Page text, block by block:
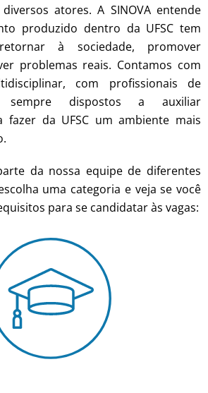
atores. A SINOVA entende
produzido dentro da UFSC tem
à sociedade, promover
problemas reais. Contamos com
com profissionais de
sempre dispostos a auxiliar
fazer da UFSC um ambiente mais
da nossa equipe de diferentes
uma categoria e veja se você
para se candidatar às vagas: